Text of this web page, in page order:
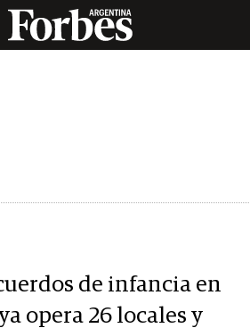
de infancia en
opera 26 locales y